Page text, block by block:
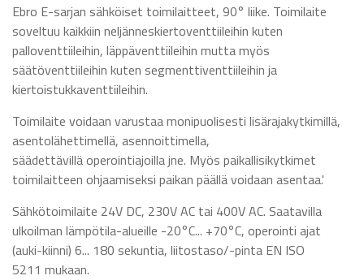
Ebro E-sarjan sähköiset toimilaitteet, 90° liike. Toimilaite
soveltuu kaikkiin neljänneskiertoventtiileihin kuten
palloventtiileihin, läppäventtiileihin mutta myös
säätöventtiileihin kuten segmenttiventtiileihin ja
kiertoistukkaventtiileihin.
Toimilaite voidaan varustaa monipuolisesti lisärajakytkimillä,
asentolähettimellä, asennoittimella,
säädettävillä operointiajoilla jne. Myös paikallisikytkimet
toimilaitteen ohjaamiseksi paikan päällä voidaan asentaa.'
Sähkötoimilaite 24V DC, 230V AC tai 400V AC. Saatavilla
ulkoilman lämpötila-alueille -20°C... +70°C, operointi ajat
(auki-kiinni) 6... 180 sekuntia, liitostaso/-pinta EN ISO
5211 mukaan.